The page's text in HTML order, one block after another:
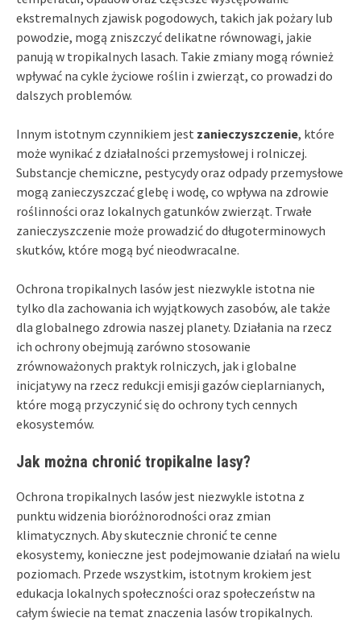
ekstremalnych zjawisk pogodowych, takich jak pożary lub
powodzie, mogą zniszczyć delikatne równowagi, jakie
panują w tropikalnych lasach. Takie zmiany mogą również
wpływać na cykle życiowe roślin i zwierząt, co prowadzi do
dalszych problemów.
Innym istotnym czynnikiem jest zanieczyszczenie, które
może wynikać z działalności przemysłowej i rolniczej.
Substancje chemiczne, pestycydy oraz odpady przemysłowe
mogą zanieczyszczać glebę i wodę, co wpływa na zdrowie
roślinności oraz lokalnych gatunków zwierząt. Trwałe
zanieczyszczenie może prowadzić do długoterminowych
skutków, które mogą być nieodwracalne.
Ochrona tropikalnych lasów jest niezwykle istotna nie
tylko dla zachowania ich wyjątkowych zasobów, ale także
dla globalnego zdrowia naszej planety. Działania na rzecz
ich ochrony obejmują zarówno stosowanie
zrównoważonych praktyk rolniczych, jak i globalne
inicjatywy na rzecz redukcji emisji gazów cieplarnianych,
które mogą przyczynić się do ochrony tych cennych
ekosystemów.
Jak można chronić tropikalne lasy?
Ochrona tropikalnych lasów jest niezwykle istotna z
punktu widzenia bioróżnorodności oraz zmian
klimatycznych. Aby skutecznie chronić te cenne
ekosystemy, konieczne jest podejmowanie działań na wielu
poziomach. Przede wszystkim, istotnym krokiem jest
edukacja lokalnych społeczności oraz społeczeństw na
całym świecie na temat znaczenia lasów tropikalnych.